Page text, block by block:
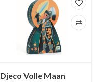
Djeco Volle Maan